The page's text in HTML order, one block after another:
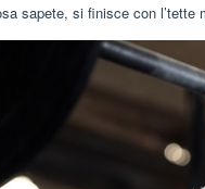
sapete, si finisce con